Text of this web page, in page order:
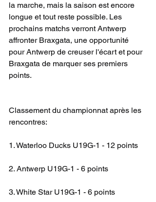
la marche, mais la saison est encore
longue et tout reste possible. Les
prochains matchs verront Antwerp
affronter Braxgata, une opportunité
pour Antwerp de creuser l'écart et pour
Braxgata de marquer ses premiers
points.
Classement du championnat après les
rencontres:
1. Waterloo Ducks U19G-1 - 12 points
2. Antwerp U19G-1 - 6 points
3. White Star U19G-1 - 6 points